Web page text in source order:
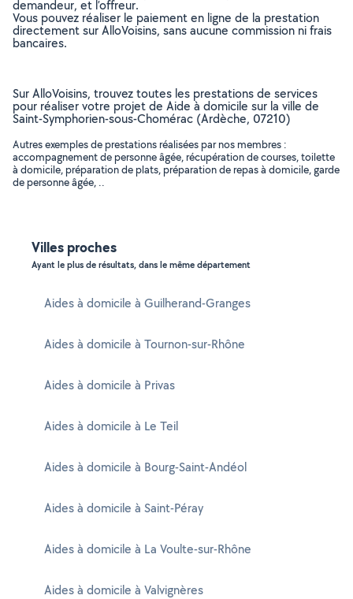
demandeur, et l’offreur.
Vous pouvez réaliser le paiement en ligne de la prestation
directement sur AlloVoisins, sans aucune commission ni frais
bancaires.
Sur AlloVoisins, trouvez toutes les prestations de services
pour réaliser votre projet de Aide à domicile sur la ville de
Saint-Symphorien-sous-Chomérac (Ardèche, 07210)
Autres exemples de prestations réalisées par nos membres :
accompagnement de personne âgée, récupération de courses, toilette
à domicile, préparation de plats, préparation de repas à domicile, garde
de personne âgée, ..
Villes proches
Ayant le plus de résultats, dans le même département
Aides à domicile à Guilherand-Granges
Aides à domicile à Tournon-sur-Rhône
Aides à domicile à Privas
Aides à domicile à Le Teil
Aides à domicile à Bourg-Saint-Andéol
Aides à domicile à Saint-Péray
Aides à domicile à La Voulte-sur-Rhône
Aides à domicile à Valvignères